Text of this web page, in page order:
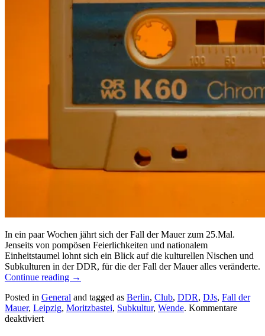
In ein paar Wochen jährt sich der Fall der Mauer zum 25.Mal.
Jenseits von pompösen Feierlichkeiten und nationalem
Einheitstaumel lohnt sich ein Blick auf die kulturellen Nischen und
Subkulturen in der DDR, für die der Fall der Mauer alles veränderte.
Continue reading →
Posted in General and tagged as Berlin, Club, DDR, DJs, Fall der
Mauer, Leipzig, Moritzbastei, Subkultur, Wende. Kommentare
deaktiviertfür